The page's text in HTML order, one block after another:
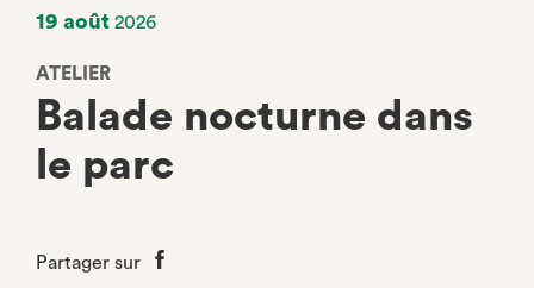
19 août 2026
ATELIER
Balade nocturne dans
le parc
Partager sur
Partager